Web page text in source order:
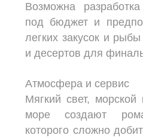
Возможна
под бюджет и
легких закусок и
и десертов для
Атмосфера и сервис
Мягкий свет,
море создают
которого сложно